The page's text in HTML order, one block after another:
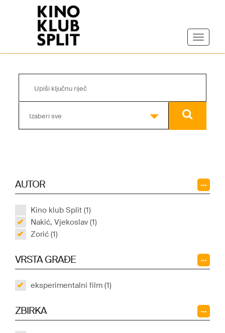
Izaberi sve
AUTOR
Kino klub Split (1)
Nakić, Vjekoslav (1)
Zorić (1)
VRSTA GRAĐE
eksperimentalni film (1)
ZBIRKA